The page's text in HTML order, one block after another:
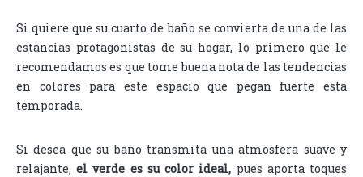
Si quiere que su cuarto de baño se convierta de una de las
estancias protagonistas de su hogar, lo primero que le
recomendamos es que tome buena nota de las tendencias
en colores para este espacio que pegan fuerte esta
temporada.
Si desea que su baño transmita una atmosfera suave y
relajante,el verde es su color ideal, pues aporta toques